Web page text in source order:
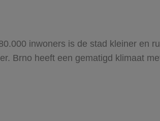
inwoners is de stad kleiner en
Brno heeft een gematigd klimaat